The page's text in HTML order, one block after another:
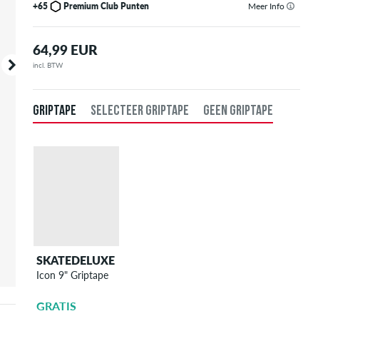
+65 Premium Club Punten Meer Info
64,99 EUR
incl. BTW
GRIPTAPE SELECTEER GRIPTAPE GEEN GRIPTAPE
SKATEDELUXE
Icon 9" Griptape
GRATIS